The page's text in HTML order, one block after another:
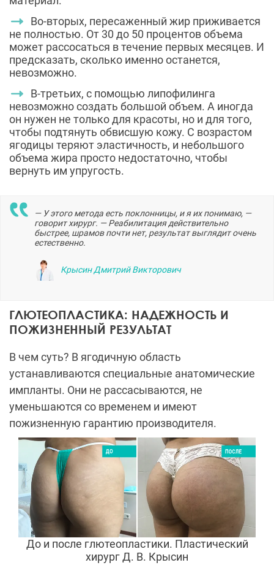
Во-вторых, пересаженный жир приживается
не полностью. От 30 до 50 процентов объема
может рассосаться в течение первых месяцев. И
предсказать, сколько именно останется,
невозможно.
В-третьих, с помощью липофилинга
невозможно создать большой объем. А иногда
он нужен не только для красоты, но и для того,
чтобы подтянуть обвисшую кожу. С возрастом
ягодицы теряют эластичность, и небольшого
объема жира просто недостаточно, чтобы
вернуть им упругость.
— У этого метода есть поклонницы, и я их понимаю, —
говорит хирург. — Реабилитация действительно
быстрее, шрамов почти нет, результат выглядит очень
естественно.
Крысин Дмитрий Викторович
ГЛЮТЕОПЛАСТИКА: НАДЕЖНОСТЬ И
ПОЖИЗНЕННЫЙ РЕЗУЛЬТАТ
В чем суть? В ягодичную область
устанавливаются специальные анатомические
импланты. Они не рассасываются, не
уменьшаются со временем и имеют
пожизненную гарантию производителя.
До и после глютеопластики. Пластический
хирург Д. В. Крысин